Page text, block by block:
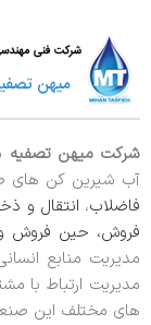
شرکت میهن تصفیه
آب شیرین کن های
فاضلاب، انتقال و
فروش، حین فروش
مدیریت منابع
مدیریت ارتباط با
های مختلف این